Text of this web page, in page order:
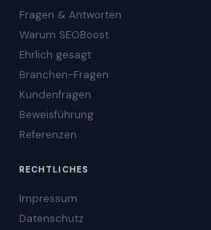
Fragen & Antworten
Warum SEOBoost
Ehrlich gesagt
Branchen-Fragen
Kundenfragen
Beweisführung
Referenzen
RECHTLICHES
Impressum
Datenschutz